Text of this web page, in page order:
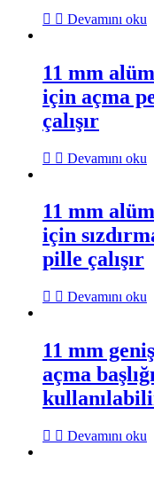
Devamını oku
11 mm
için açma
çalışır
Devamını oku
11 mm
için
pille çalışır
Devamını oku
11 mm
açma
Devamını oku